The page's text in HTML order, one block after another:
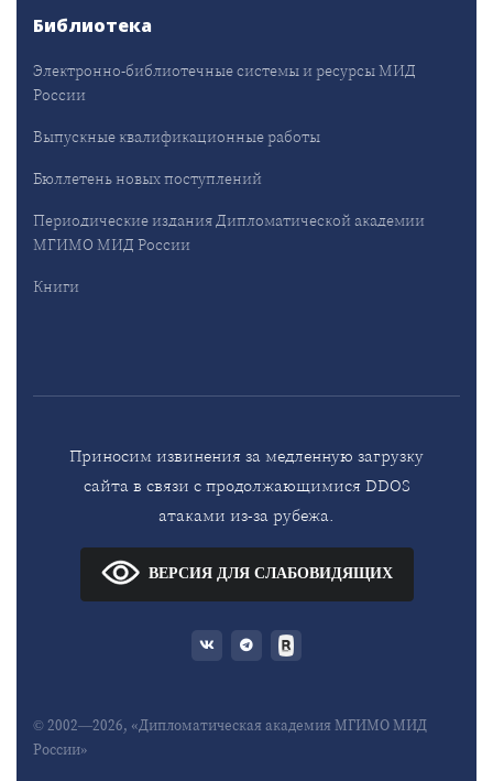
Библиотека
Электронно-библиотечные системы и ресурсы МИД
России
Выпускные квалификационные работы
Бюллетень новых поступлений
Периодические издания Дипломатической академии
МГИМО МИД России
Книги
Приносим извинения за медленную загрузку
сайта в связи с продолжающимися DDOS
атаками из-за рубежа.
ВЕРСИЯ ДЛЯ СЛАБОВИДЯЩИХ
© 2002—2026, «Дипломатическая академия МГИМО МИД
России»